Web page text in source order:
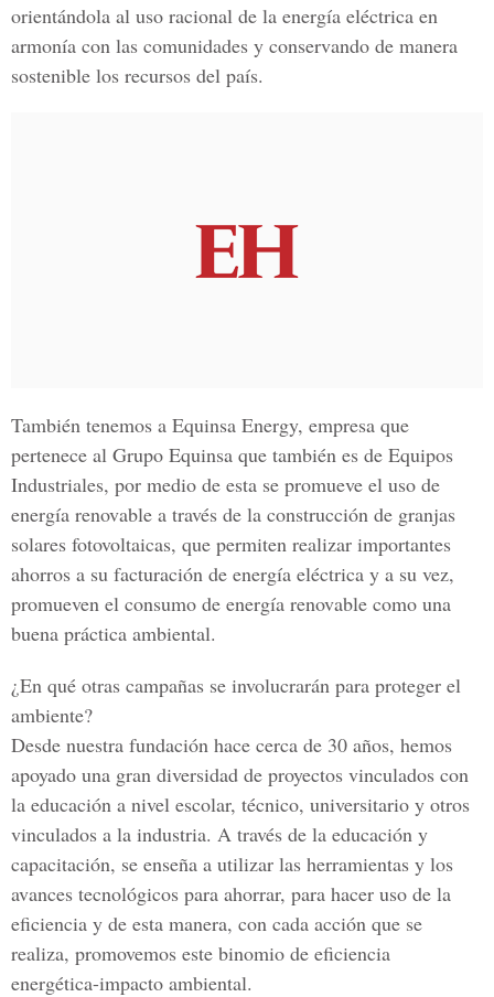
orientándola al uso racional de la energía eléctrica en
armonía con las comunidades y conservando de manera
sostenible los recursos del país.
También tenemos a Equinsa Energy, empresa que
pertenece al Grupo Equinsa que también es de Equipos
Industriales, por medio de esta se promueve el uso de
energía renovable a través de la construcción de granjas
solares fotovoltaicas, que permiten realizar importantes
ahorros a su facturación de energía eléctrica y a su vez,
promueven el consumo de energía renovable como una
buena práctica ambiental.
¿En qué otras campañas se involucrarán para proteger el
ambiente?
Desde nuestra fundación hace cerca de 30 años, hemos
apoyado una gran diversidad de proyectos vinculados con
la educación a nivel escolar, técnico, universitario y otros
vinculados a la industria. A través de la educación y
capacitación, se enseña a utilizar las herramientas y los
avances tecnológicos para ahorrar, para hacer uso de la
eficiencia y de esta manera, con cada acción que se
realiza, promovemos este binomio de eficiencia
energética-impacto ambiental.